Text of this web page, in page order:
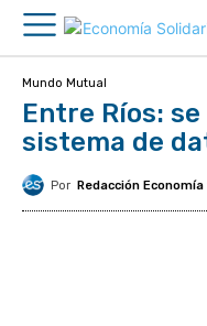
Mundo Mutual
Entre Ríos:
sistema de
Por Redacción